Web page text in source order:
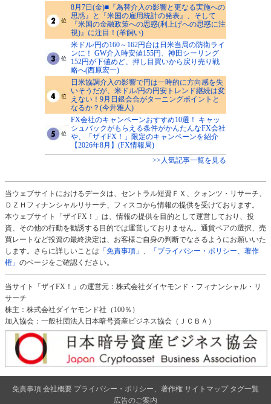
8月7日(金)■『為替介入の影響と更なる実施への
思惑』と『米国の雇用統計の発表』、そして
『米国の金融政策への思惑(利上げへの思惑に注
視)』に注目！(羊飼い)
米ドル/円の160～162円台は日米当局の防衛ライ
ンに！ GW介入時安値155円、神田シーリング
152円が下値めど、押し目買いから戻り売り戦
略へ(西原宏一)
日米協調介入の影響で円は一時的に方向感を失
いそうだが、米ドル/円の円安トレンド継続は変
えない！9月日銀会合がターニングポイントと
なるか？(今井雅人)
FX会社のキャンペーンおすすめ10選！ キャッ
シュバックがもらえる条件がかんたんなFX会社
や、「ザイFX！」限定のキャンペーンを紹介
【2026年8月】(FX情報局)
>>人気記事一覧を見る
当ウェブサイトにおけるデータは、セントラル短資ＦＸ、クォンツ・リサーチ、
ＤＺＨフィナンシャルリサーチ、フィスコから情報の提供を受けております。
本ウェブサイト「ザイFX！」は、情報の提供を目的として運営しており、投
資、その他の行動を勧誘する目的では運営しておりません。通貨ペアの選択、売
買レートなど投資の最終決定は、お客様ご自身の判断でなさるようにお願いいた
します。さらに詳しいことは 「免責事項」 、
「プライバシー・ポリシー、著作
権」 のページをご確認ください。
当サイト「ザイFX！」の運営元：株式会社ダイヤモンド・フィナンシャル・リ
サーチ
株主：株式会社ダイヤモンド社（100％）
加入協会：一般社団法人日本暗号資産ビジネス協会（ＪＣＢＡ）
免責事項 会社概要 プライバシー・ポリシー、著作権 サイトマップ タグ一覧
広告のご案内